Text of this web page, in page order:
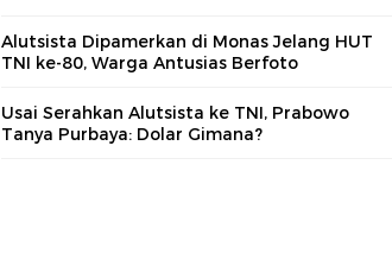
Alutsista Dipamerkan di Monas Jelang HUT
TNI ke-80, Warga Antusias Berfoto
Usai Serahkan Alutsista ke TNI, Prabowo
Tanya Purbaya: Dolar Gimana?